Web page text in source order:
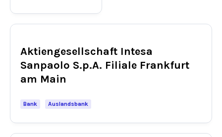
Aktiengesellschaft Intesa
Sanpaolo S.p.A. Filiale Frankfurt
am Main
Bank Auslandsbank